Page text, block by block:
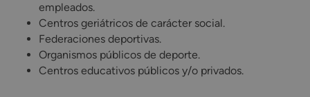
empleados.
Centros geriátricos de carácter social.
Federaciones deportivas.
Organismos públicos de deporte.
Centros educativos públicos y/o privados.